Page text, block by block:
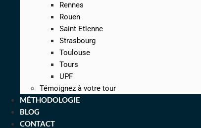
Rennes
Rouen
Saint Etienne
Strasbourg
Toulouse
Tours
UPF
Témoignez à votre tour
MÉTHODOLOGIE
BLOG
CONTACT